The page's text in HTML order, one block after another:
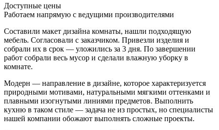
Доступные цены
Работаем напрямую с ведущими производителями
Составили макет дизайна комнаты, нашли подходящую
мебель. Согласовали с заказчиком. Привезли изделия и
собрали их в срок — уложились за 3 дня. По завершении
работ собрали весь мусор и сделали влажную уборку в
комнате.
Модерн — направление в дизайне, которое характеризуется
природными мотивами, натуральными мягкими оттенками и
плавными изогнутыми линиями предметов. Выполнить
кухню в таком стиле — задача не из простых, но специалисты
нашей компании обожают выполнять сложные проекты.